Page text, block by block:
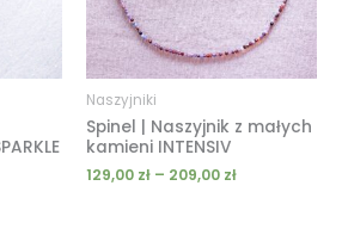
Naszyjniki
Spinel | Naszyjnik z małych
kamieni INTENSIV
129,00 zł – 209,00 zł